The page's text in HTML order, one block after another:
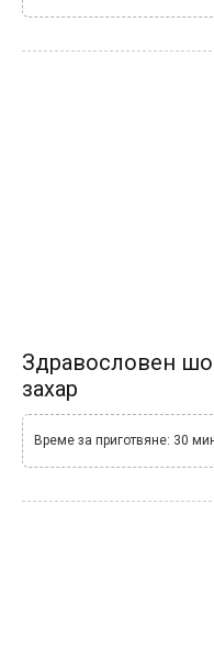
Здравословен
захар
Време за приготвяне: 30